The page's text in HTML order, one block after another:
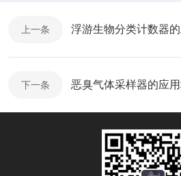
上一条 浮游生物分类计数器
下一条 恶臭气体采样器的应